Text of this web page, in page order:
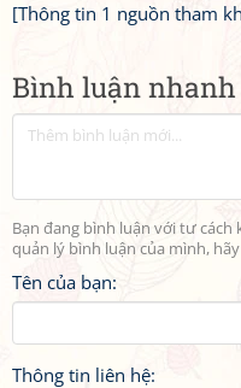
Bình luận nhanh
Bạn đang bình luận với tư
quản lý bình luận của mình, hãy
Tên của bạn:
Thông tin liên hệ:
[Thông tin 1 nguồn tham